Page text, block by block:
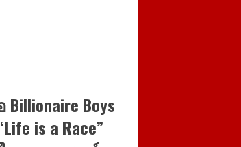
Billionaire Boys
is a Race”